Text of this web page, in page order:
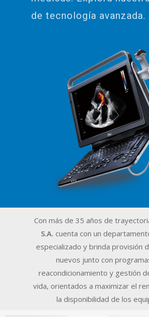
de tecnología avanzada.
Con más de 35 años de
S.A. cuenta con un
especializado y brinda provisión
nuevos junto con
reacondicionamiento y gestión
vida, orientados a maximizar el
la disponibilidad de los